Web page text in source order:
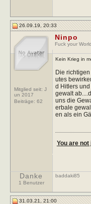
26.09.19, 20:33
Mitglied seit: J
un 2017
Beiträge: 62
Ninpo
Fuck your World
Kein Krieg in
Die
utes
d Hitlers
gewalt
uns die
erbale
en als ein
You are
Danke
1 Benutzer
baddaki85
31.03.21, 21:00